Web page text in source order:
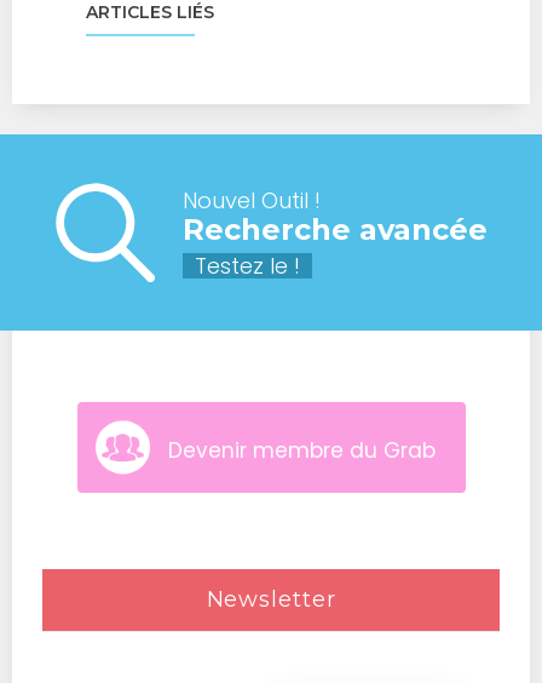
ARTICLES LIÉS
Nouvel Outil !
Recherche avancée
Testez le !
Devenir membre du Grab
Newsletter